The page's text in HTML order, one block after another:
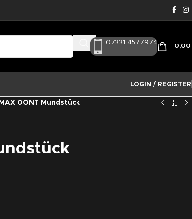
07331 4577974
0,00
LOGIN / REGISTER
OONT Mundstück